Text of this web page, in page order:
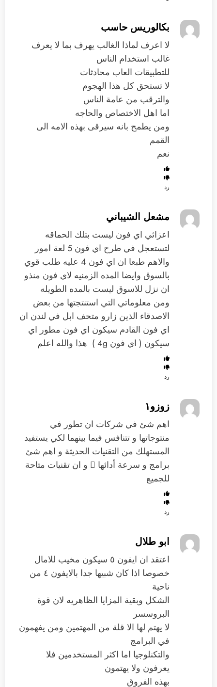
بكالوريس حاسب
لا اعرف لماذا الغالب يهرف بما لا يعرف
غالب استخدام الناس
للتطبيقات العاب محادثات
لا تستحق كل هذا الهجوم
والترقب من عامة الناس
اما اهل الاختصاص والحاجه
ومن يطمح بانه سيرقى بهذه الامه الى
القمم
نعم
رد
مشعل الشيباني
اعزائي اي فون ليست بتلك الحماقه
لتستعجل في طرح اي فون 5 لعة امور
والاهم طبعا ان اي فون 4 عليه طلب قوي
بالسوق وايضا المده الزمنيه لاي فون منذو
ان نزل للاسوق ليست بالمده الطويله
ومن معلوماتي التي استنتجتها من بعض
الاصدقاء الذين زارو متحف ابل في لندن ان
اي فون القادم سيكون اي فون مطور اي
سيكون ( اي فون 4g ) هذا والله اعلم
رد
زوزو١
اهم شئ في شركات ان تطور في
منتوجاتها و تتنافس فيما بينهما لكي يستفيد
المستهلك من التقنيات الحديثة و اهم شئ
برامج و سرعة أدائها  و ان تقنيات متاحة
للجميع
رد
ابو طلال
اعتقد ان ايفون ٥ سيكون مخيب للامال
خصوصا اذا كان شبيها جدا بالايفون ٤ من
ناحية
الشكل وبقية المزايا الظاهريه لان قوة
البروسسر
لا يهتم لها الا قلة من المهتمين ومن يفهمون
في البرامج
والتكنلوجيا اما اكثر المستخدمين فلا
يعرفون ولا يهتمون
بهذه الفروق